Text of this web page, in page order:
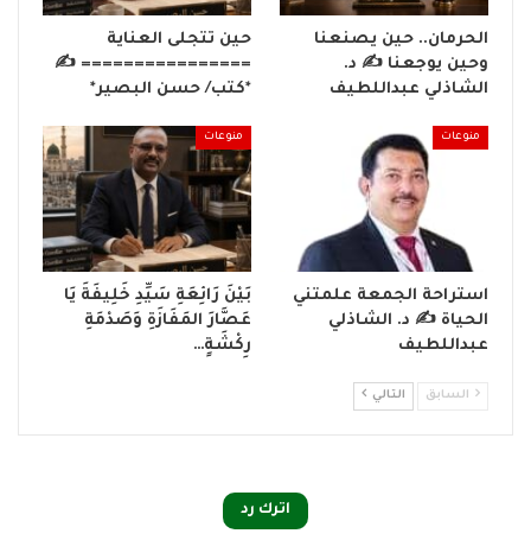
الحرمان.. حين يصنعنا
وحين يوجعنا ✍️ د.
الشاذلي عبداللطيف
حين تتجلى العناية
================ ✍️
*كتب/ حسن البصير*
منوعات
استراحة الجمعة علمتني
الحياة ✍️ د. الشاذلي
عبداللطيف
منوعات
بَيْنَ رَائِعَةِ سَيِّدِ خَلِيفَةَ يَا
عَصَّارَ المَفَازَةِ وَصَدْمَةِ
رِكْشَةٍ…
السابق التالي
اترك رد